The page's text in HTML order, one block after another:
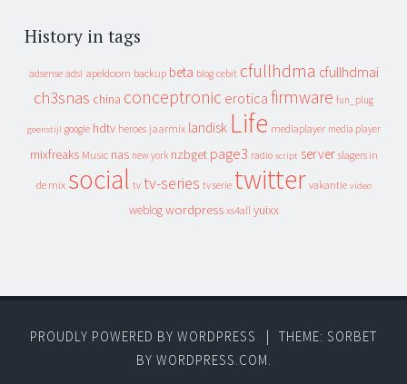
History in tags
adsense adsl apeldoorn backup beta blog cebit cfullhdma cfullhdmai
ch3snas china conceptronic erotica firmware fun_plug
geenstijl google hdtv heroes jaarmix landisk Life mediaplayer media player
mixfreaks Music nas new york nzbget page3 radio script server slagers in
de mix social tv tv-series tv serie twitter vakantie video
weblog wordpress xs4all yuixx
PROUDLY POWERED BY WORDPRESS |
THEME: SORBET
BY WORDPRESS.COM